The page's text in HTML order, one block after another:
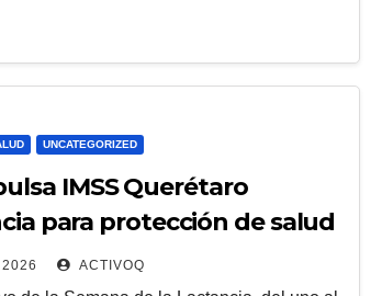
UNCATEGORIZED
IMSS Querétaro
para protección de salud
ACTIVOQ